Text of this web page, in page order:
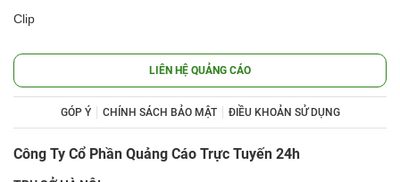
Clip
LIÊN HỆ QUẢNG CÁO
GÓP Ý CHÍNH SÁCH BẢO MẬT ĐIỀU KHOẢN SỬ DỤNG
Công Ty Cổ Phần Quảng Cáo Trực Tuyến 24h